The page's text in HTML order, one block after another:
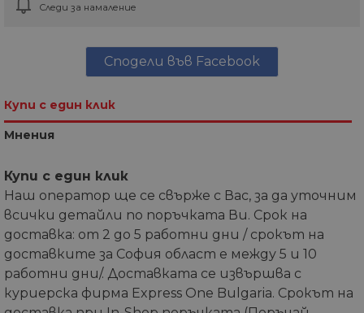
Следи за намаление
Сподели във Facebook
Купи с един клик
Мнения
Купи с един клик
Наш оператор ще се свърже с Вас, за да уточним
всички детайли по поръчката Ви. Срок на
доставка: от 2 до 5 работни дни / срокът на
доставките за София област е между 5 и 10
работни дни/. Доставката се извършва с
куриерска фирма Express One Bulgaria. Срокът на